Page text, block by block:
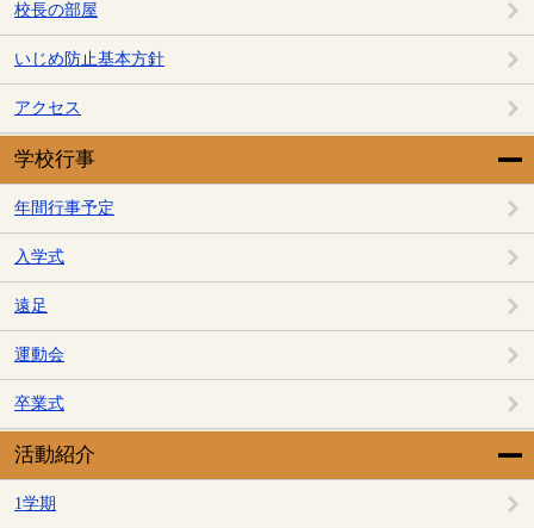
校長の部屋
いじめ防止基本方針
アクセス
学校行事
年間行事予定
入学式
遠足
運動会
卒業式
活動紹介
1学期